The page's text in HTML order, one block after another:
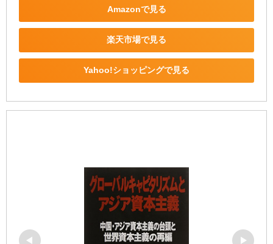
Amazonで見る
楽天市場で見る
Yahoo!ショッピングで見る